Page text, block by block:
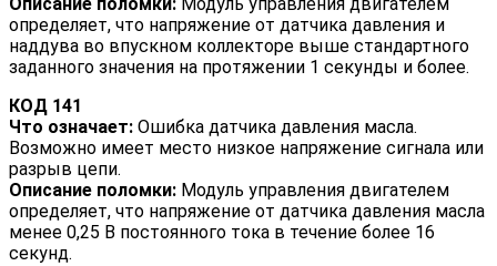
определяет, что напряжение от датчика давления и
наддува во впускном коллекторе выше стандартного
заданного значения на протяжении 1 секунды и более.
КОД 141
Что означает: Ошибка датчика давления масла.
Возможно имеет место низкое напряжение сигнала или
разрыв цепи.
Описание поломки: Модуль управления двигателем
определяет, что напряжение от датчика давления масла
менее 0,25 В постоянного тока в течение более 16
секунд.